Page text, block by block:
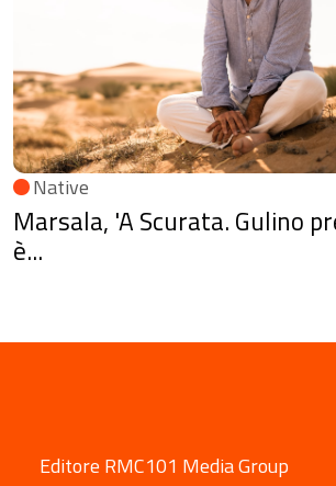
Native
Marsala, 'A Scurata. Gulino
è...
Editore RMC101 Media Group